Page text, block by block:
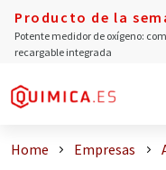
Producto de la
Potente medidor de oxígeno:
recargable integrada
Home Empresas